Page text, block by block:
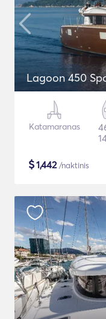
Lagoon 450
Katamaranas
$1,442/naktinis